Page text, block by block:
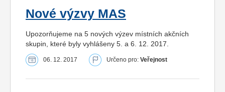
Nové výzvy MAS
Upozorňujeme na 5 nových výzev místních akčních
skupin, které byly vyhlášeny 5. a 6. 12. 2017.
06. 12. 2017 Určeno pro: Veřejnost